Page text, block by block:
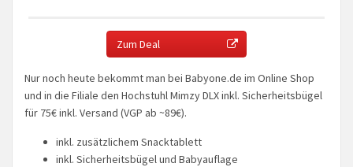
Zum Deal
Nur noch heute bekommt man bei Babyone.de im Online Shop
und in die Filiale den Hochstuhl Mimzy DLX inkl. Sicherheitsbügel
für 75€ inkl. Versand (VGP ab ~89€).
inkl. zusätzlichem Snacktablett
inkl. Sicherheitsbügel und Babyauflage